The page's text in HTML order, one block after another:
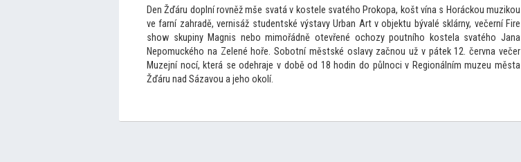
Den Žďáru doplní rovněž mše svatá v kostele svatého Prokopa, košt vína s Horáckou muzikou
ve farní zahradě, vernisáž studentské výstavy Urban Art v objektu bývalé sklárny, večerní Fire
show skupiny Magnis nebo mimořádně otevřené ochozy poutního kostela svatého Jana
Nepomuckého na Zelené hoře. Sobotní městské oslavy začnou už v pátek 12. června večer
Muzejní nocí, která se odehraje v době od 18 hodin do půlnoci v Regionálním muzeu města
Žďáru nad Sázavou a jeho okolí.